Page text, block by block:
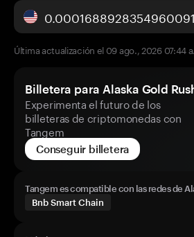
Última actualización el 09 ago., 2026 07:44
Billetera para Alaska Gold
Experimenta el futuro de los
billeteras de criptomonedas con
Tangem
Conseguir billetera
Tangem es compatible con las redes de
Bnb Smart Chain